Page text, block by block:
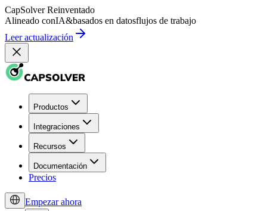
CapSolver Reinventado
Alineado conIA&basados en datosflujos de trabajo
Leer actualización
Productos
Integraciones
Recursos
Documentación
Precios
Empezar ahora